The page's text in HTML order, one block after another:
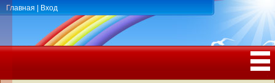
Главная Вход